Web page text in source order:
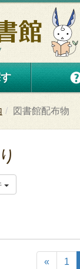
図書館配布物
« 1